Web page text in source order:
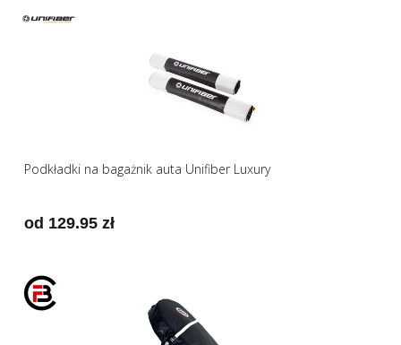
Podkładki na bagażnik auta Unifiber Luxury
od 129.95 zł